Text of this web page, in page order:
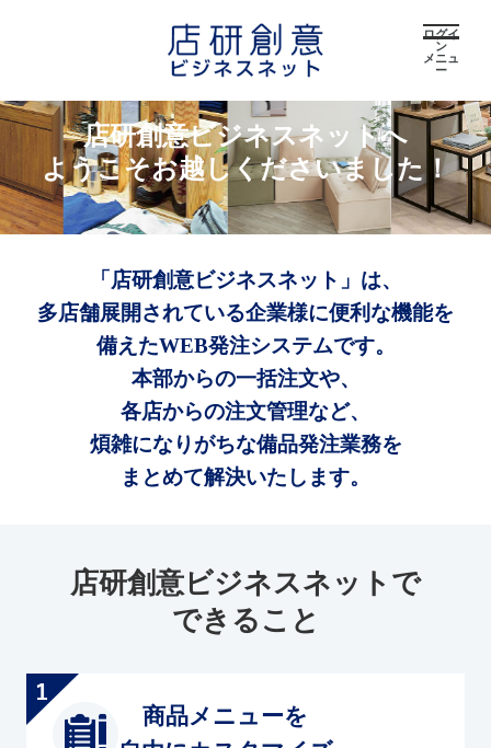
ログイ
ン
メニュ
ー
店研創意ビジネスネットへ
ようこそお越しくださいました！
「店研創意ビジネスネット」は、
多店舗展開されている企業様に便利な機能を
備えたWEB発注システムです。
本部からの一括注文や、
各店からの注文管理など、
煩雑になりがちな備品発注業務を
まとめて解決いたします。
店研創意ビジネスネットで
できること
商品メニューを